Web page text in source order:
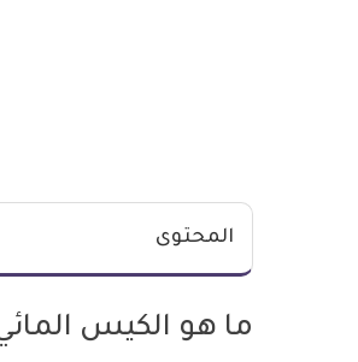
المحتوى
ما هو الكيس